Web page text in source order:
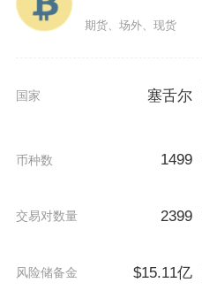
期货、场外、现货
国家 塞舌尔
币种数 1499
交易对数量 2399
风险储备金 $15.11亿